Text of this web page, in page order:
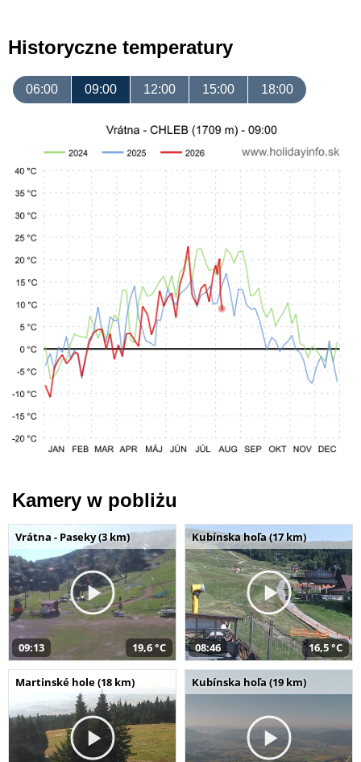
Historyczne temperatury
06:00 09:00 12:00 15:00 18:00
Kamery w pobliżu
Vrátna - Paseky (3 km)
09:13 19,6 °C
Kubínska hoľa (17 km)
08:46 16,5 °C
Martinské hole (18 km) Kubínska hoľa (19 km)